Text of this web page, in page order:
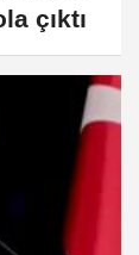
çıktı